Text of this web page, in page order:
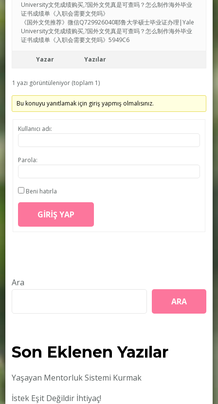
University文凭成绩购买,?国外文凭真是可查吗？怎么制作海外毕业
证书成绩单《入职会需要文凭吗》
《国外文凭推荐》微信Q729926040耶鲁大学硕士毕业证办理|Yale
University文凭成绩购买,?国外文凭真是可查吗？怎么制作海外毕业
证书成绩单《入职会需要文凭吗》5949C6
Yazar Yazılar
1 yazı görüntüleniyor (toplam 1)
Bu konuyu yanıtlamak için giriş yapmış olmalısınız.
Kullanıcı adı:
Parola:
Beni hatırla
GIRIŞ YAP
Ara
ARA
Son Eklenen Yazılar
Yaşayan Mentorluk Sistemi Kurmak
İstek Eşit Değildir İhtiyaç!